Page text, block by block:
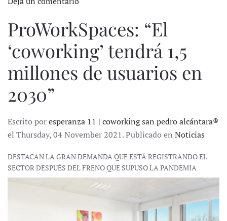
ProWorkSpaces: “El
‘coworking’ tendrá 1,5
millones de usuarios en
2030”
Escrito poresperanza 11 | coworking san pedro alcántara®
el Thursday, 04 November 2021. Publicado en Noticias
DESTACAN LA GRAN DEMANDA QUE ESTÁ REGISTRANDO EL
SECTOR DESPUÉS DEL FRENO QUE SUPUSO LA PANDEMIA